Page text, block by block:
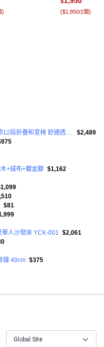
) ($1,950/1個)
$2,489
+絨布+鍍金腳 $1,162
$81
人沙發床 YCK-001
$2,061
鐘 40cm $375
Global Site